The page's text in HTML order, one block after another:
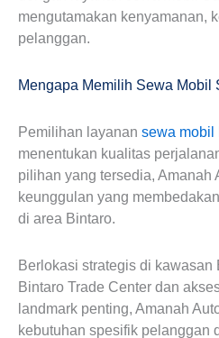
mengutamakan kenyamanan,
pelanggan.
Mengapa Memilih Sewa Mobil
Pemilihan layanan sewa mobil
menentukan kualitas
pilihan yang tersedia, Amanah
keunggulan yang
di area Bintaro.
Berlokasi strategis di kawasan
Bintaro Trade Center dan
landmark penting, Amanah
kebutuhan spesifik pelanggan